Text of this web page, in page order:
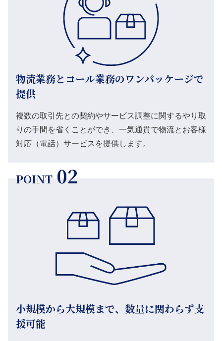
物流業務とコール業務のワンパッケージで
提供
複数の取引先との契約やサービス調整に関するやり取
りの手間を省くことができ、一気通貫で物流とお客様
対応（電話）サービスを提供します。
POINT 02
小規模から大規模まで、数量に関わらず支
援可能